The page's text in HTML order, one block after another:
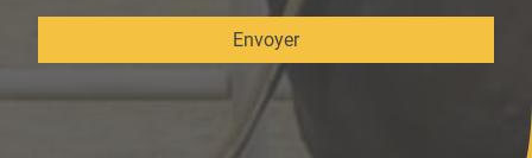
Envoyer